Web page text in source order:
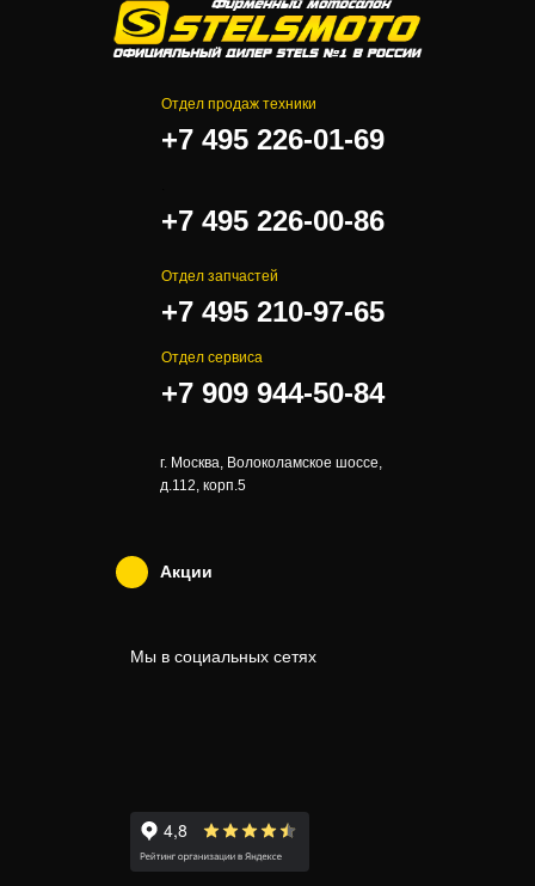
Отдел продаж техники
+7 495 226-01-69
+7 495 226-00-86
Отдел запчастей
+7 495 210-97-65
Отдел сервиса
+7 909 944-50-84
г. Москва, Волоколамское шоссе,
д.112, корп.5
Акции
Мы в социальных сетях